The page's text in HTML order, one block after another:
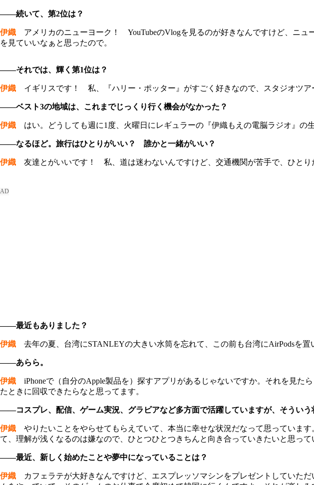
――続いて、第2位は？
伊織
アメリカのニューヨーク！ YouTubeのVlogを見るのが好きなんですけど、ニ
を見ていいなぁと思ったので。
――それでは、輝く第1位は？
伊織 イギリスです！ 私、『ハリー・ポッター』がすごく好きなので、スタジオツア
――ベスト3の地域は、これまでじっくり行く機会がなかった？
伊織 はい。どうしても週に1度、火曜日にレギュラーの『伊織もえの電脳ラジオ』の
――なるほど。旅行はひとりがいい？ 誰かと一緒がいい？
伊織 友達とがいいです！ 私、道は迷わないんですけど、交通機関が苦手で、ひとり
――最近もありました？
伊織 去年の夏、台湾にSTANLEYの大きい水筒を忘れて、この前も台湾にAirPodsを置
――あらら。
伊織 iPhoneで（自分のApple製品を）探すアプリがあるじゃないですか。それを見た
たときに回収できたらなと思ってます。
――コスプレ、配信、ゲーム実況、グラビアなど多方面で活躍していますが、そういう
伊織 やりたいことをやらせてもらえていて、本当に幸せな状況だなって思っていま
て、理解が浅くなるのは嫌なので、ひとつひとつきちんと向き合っていきたいと思って
――最近、新しく始めたことや夢中になっていることは？
伊織 カフェラテが大好きなんですけど、エスプレッソマシンをプレゼントしていた